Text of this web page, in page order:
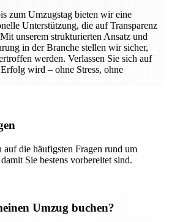
zum Umzugstag bieten wir eine
Unterstützung, die auf Transparenz
unserem strukturierten Ansatz und
in der Branche stellen wir sicher,
werden. Verlassen Sie sich auf
wird – ohne Stress, ohne
die häufigsten Fragen rund um
Sie bestens vorbereitet sind.
Umzug buchen?